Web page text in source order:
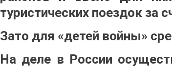
туристических поездок
Зато для «детей войны»
На деле в России